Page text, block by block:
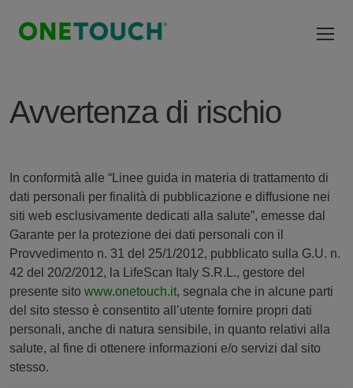
Avvertenza di rischio
In conformità alle “Linee guida in materia di trattamento di
dati personali per finalità di pubblicazione e diffusione nei
siti web esclusivamente dedicati alla salute”, emesse dal
Garante per la protezione dei dati personali con il
Provvedimento n. 31 del 25/1/2012, pubblicato sulla G.U. n.
42 del 20/2/2012, la LifeScan Italy S.R.L., gestore del
presente sito www.onetouch.it, segnala che in alcune parti
del sito stesso è consentito all’utente fornire propri dati
personali, anche di natura sensibile, in quanto relativi alla
salute, al fine di ottenere informazioni e/o servizi dal sito
stesso.